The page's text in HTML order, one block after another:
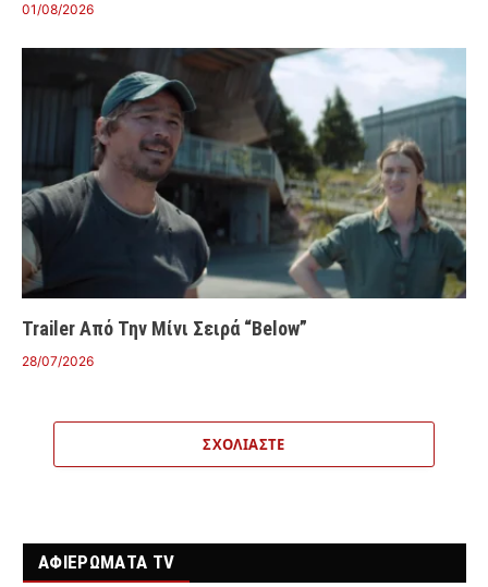
01/08/2026
Trailer Από Την Μίνι Σειρά “Below”
28/07/2026
ΣΧΟΛΙΆΣΤΕ
ΑΦΙΕΡΩΜΑΤΑ TV